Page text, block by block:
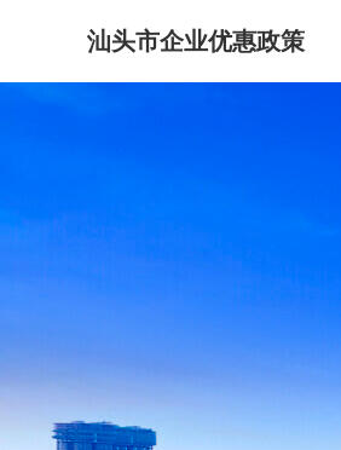
汕头市企业优惠政策